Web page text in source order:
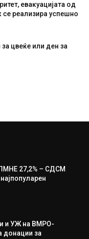
евакуацијата од
се реализира успешно
цвеќе или ден за
27,2% – СДСМ
и УЖ на ВМРО-
за